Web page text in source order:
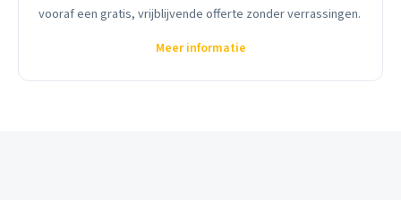
vooraf een gratis, vrijblijvende offerte zonder verrassingen.
Meer informatie